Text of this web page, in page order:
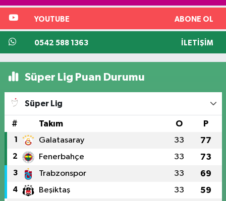
YOUTUBE ABONE OL
0542 588 1363 İLETIŞIM
Süper Lig Puan Durumu
Süper Lig
# Takım O P
1 Galatasaray 33 77
2 Fenerbahçe 33 73
3 Trabzonspor 33 69
4 Beşiktaş 33 59